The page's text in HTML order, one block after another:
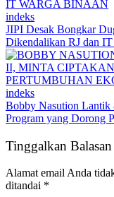
indeks
JIPI Desak Bongkar
Dikendalikan RJ dan
indeks
Bobby Nasution Lantik
Program yang Dorong
Tinggalkan Balasan
Alamat email Anda
ditandai *